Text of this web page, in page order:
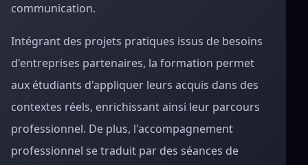
communication.
Intégrant des projets pratiques issus de besoins
d'entreprises partenaires, la formation permet
aux étudiants d'appliquer leurs acquis dans des
contextes réels, enrichissant ainsi leur parcours
professionnel. De plus, l'accompagnement
professionnel se traduit par des séances de